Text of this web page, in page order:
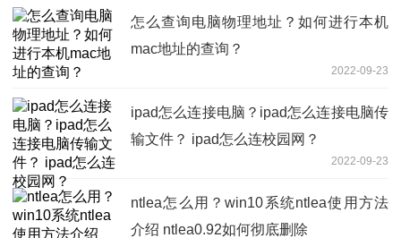
怎么查询电脑物理地址？如何进行本机
mac地址的查询？
2022-09-23
ipad怎么连接电脑？ipad怎么连接电脑传
输文件？ ipad怎么连校园网？
2022-09-23
ntlea怎么用？win10系统ntlea使用方法
介绍 ntlea0.92如何彻底删除